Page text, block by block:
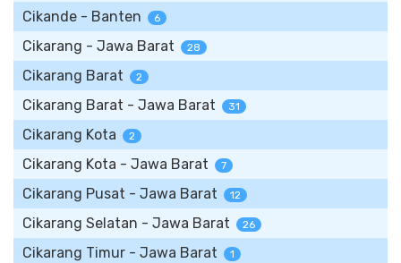
Cikande - Banten 6
Cikarang - Jawa Barat 28
Cikarang Barat 2
Cikarang Barat - Jawa Barat 31
Cikarang Kota 2
Cikarang Kota - Jawa Barat 7
Cikarang Pusat - Jawa Barat 12
Cikarang Selatan - Jawa Barat 26
Cikarang Timur - Jawa Barat 1